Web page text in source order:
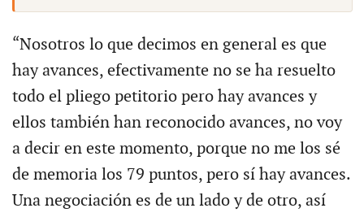
“Nosotros lo que decimos en general es que
hay avances, efectivamente no se ha resuelto
todo el pliego petitorio pero hay avances y
ellos también han reconocido avances, no voy
a decir en este momento, porque no me los sé
de memoria los 79 puntos, pero sí hay avances.
Una negociación es de un lado y de otro, así